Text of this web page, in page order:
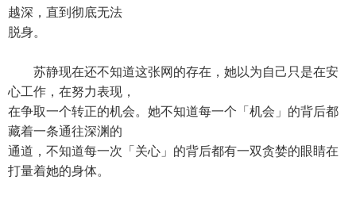
越深，直到彻底无法
脱身。
苏静现在还不知道这张网的存在，她以为自己只是在安
心工作，在努力表现，
在争取一个转正的机会。她不知道每一个「机会」的背后都
藏着一条通往深渊的
通道，不知道每一次「关心」的背后都有一双贪婪的眼睛在
打量着她的身体。